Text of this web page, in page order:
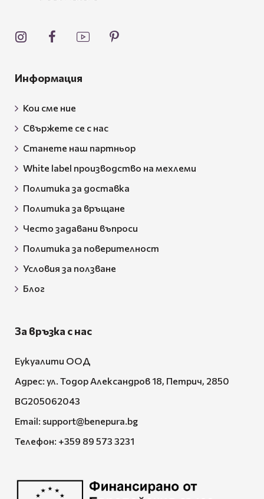
Информация
Кои сме ние
Свържете се с нас
Станете наш партньор
White label производство на мехлеми
Политика за доставка
Политика за връщане
Често задавани въпроси
Политика за поверителност
Условия за ползване
Блог
За връзка с нас
Еукуалити ООД
Адрес: ул. Тодор Александров 18, Петрич, 2850
BG205062043
Email: support@benepura.bg
Телефон: +359 89 573 3231